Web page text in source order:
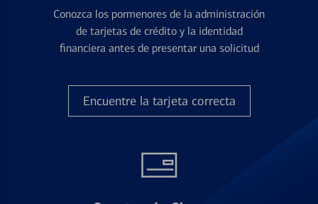
Conozca los pormenores de la administración
de tarjetas de crédito y la identidad
financiera antes de presentar una solicitud
Encuentre la tarjeta correcta